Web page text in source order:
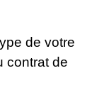
de votre
contrat de